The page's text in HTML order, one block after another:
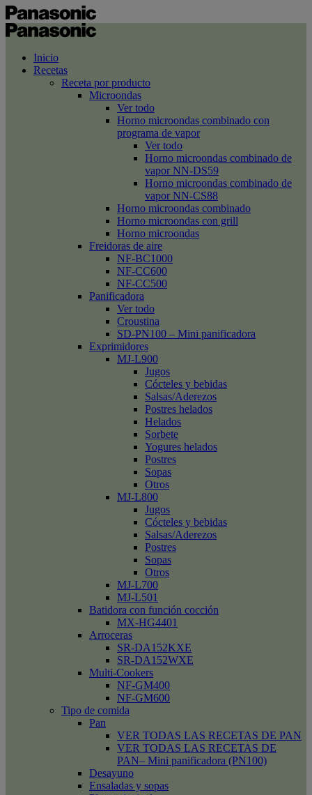
Inicio
Recetas
Receta por producto
Microondas
Ver todo
Horno microondas combinado con
programa de vapor
Ver todo
Horno microondas combinado de
vapor NN-DS59
Horno microondas combinado de
vapor NN-CS88
Horno microondas combinado
Horno microondas con grill
Horno microondas
Freidoras de aire
NF-BC1000
NF-CC600
NF-CC500
Panificadora
Ver todo
Croustina
SD-PN100 – Mini panificadora
Exprimidores
MJ-L900
Jugos
Cócteles y bebidas
Salsas/Aderezos
Postres helados
Helados
Sorbete
Yogures helados
Postres
Sopas
Otros
MJ-L800
Jugos
Cócteles y bebidas
Salsas/Aderezos
Postres
Sopas
Otros
MJ-L700
MJ-L501
Batidora con función cocción
MX-HG4401
Arroceras
SR-DA152KXE
SR-DA152WXE
Multi-Cookers
NF-GM400
NF-GM600
Tipo de comida
Pan
VER TODAS LAS RECETAS DE PAN
VER TODAS LAS RECETAS DE
PAN– Mini panificadora (PN100)
Desayuno
Ensaladas y sopas